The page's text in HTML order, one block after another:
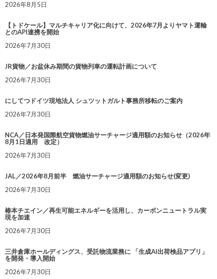
2026年8月5日
【トドケール】マルチキャリア化に向けて、2026年7月よりヤマト運輸
とのAPI連携を開始
2026年7月30日
JR貨物／お盆休み期間の貨物列車の運転計画について
2026年7月30日
にしてつドイツ現地法人 シュツットガルト事務所移転のご案内
2026年7月30日
NCA／日本発国際航空貨物燃油サーチャージ適用額のお知らせ（2026年
8月1日適用 改定）
2026年7月30日
JAL／2026年8月前半 燃油サーチャージ適用額のお知らせ(変更)
2026年7月30日
椿本チエイン／再生可能エネルギーを活用し、カーボンニュートラル実
現を加速
2026年7月30日
三井倉庫ホールディングス、受託物流業務に 「生成AI出荷検品アプリ」
を開発・導入開始
2026年7月30日